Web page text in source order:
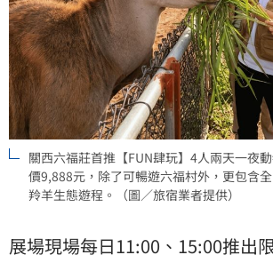
關西六福莊首推【FUN肆玩】4人兩天一夜
價9,888元，除了可暢遊六福村外，更包含
羚羊生態遊程。（圖／旅宿業者提供）
展場現場每日11:00、15:00推出